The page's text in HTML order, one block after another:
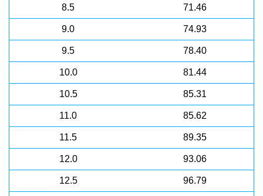
8.5 71.46
9.0 74.93
9.5 78.40
10.0 81.44
10.5 85.31
11.0 85.62
11.5 89.35
12.0 93.06
12.5 96.79